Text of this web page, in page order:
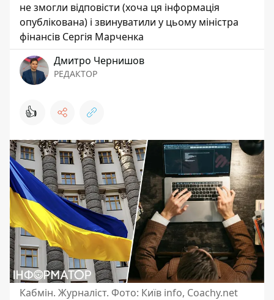
не змогли відповісти (хоча ця інформація
опублікована) і звинуватили у цьому міністра
фінансів Сергія Марченка
Дмитро Чернишов
РЕДАКТОР
👍
Кабмін. Журналіст. Фото: Київ info, Coachy.net